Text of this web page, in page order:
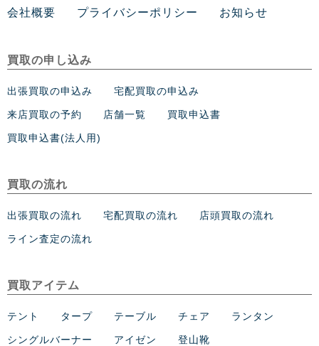
会社概要 プライバシーポリシー お知らせ
買取の申し込み
出張買取の申込み 宅配買取の申込み
来店買取の予約 店舗一覧 買取申込書
買取申込書(法人用)
買取の流れ
出張買取の流れ 宅配買取の流れ 店頭買取の流れ
ライン査定の流れ
買取アイテム
テント タープ テーブル チェア ランタン
シングルバーナー アイゼン 登山靴